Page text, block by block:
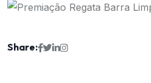
Share: